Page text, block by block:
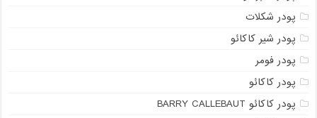
پودر شکلات
پودر شیر کاکائو
پودر فومر
پودر کاکائو
پودر کاکائو BARRY CALLEBAUT